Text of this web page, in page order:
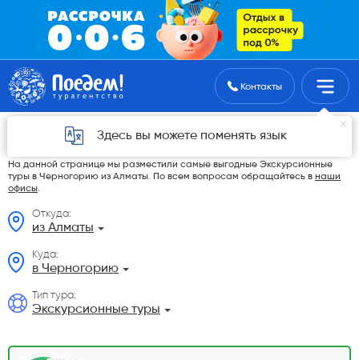
Поиск туровКонтакты
Здесь вы можете поменять язык
Экскурсионные туры в Черногорию из
Алматы в 2026 году
На данной странице мы разместили самые выгодные Экскурсионные
туры в Черногорию из Алматы. По всем вопросам обращайтесь в наши
офисы.
Откуда:
из Алматы
Куда:
в Черногорию
Тип тура:
Экскурсионные туры